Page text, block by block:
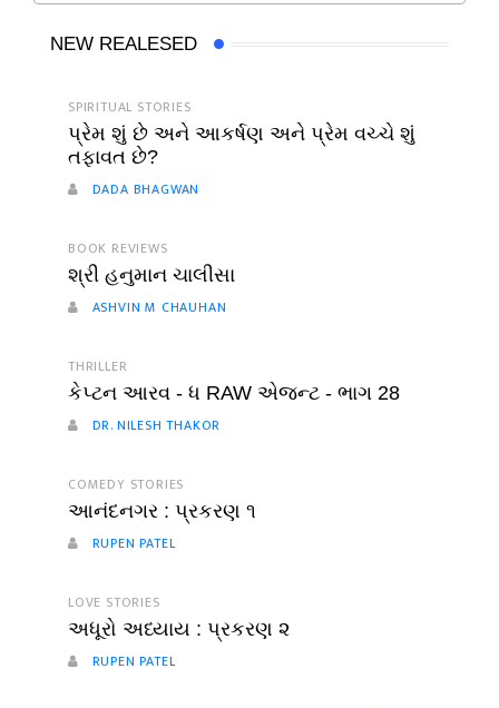
NEW REALESED
SPIRITUAL STORIES
પ્રેમ શું છે અને આકર્ષણ અને પ્રેમ વચ્ચે શું
તફાવત છે?
DADA BHAGWAN
BOOK REVIEWS
શ્રી હનુમાન ચાલીસા
ASHVIN M CHAUHAN
THRILLER
કેપ્ટન આરવ - ધ RAW એજન્ટ - ભાગ 28
DR. NILESH THAKOR
COMEDY STORIES
આનંદનગર : પ્રકરણ ૧
RUPEN PATEL
LOVE STORIES
અધૂરો અધ્યાય : પ્રકરણ ૨
RUPEN PATEL